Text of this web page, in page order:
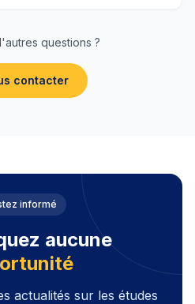
questions ?
contacter
informé
aucune
actualités sur les études